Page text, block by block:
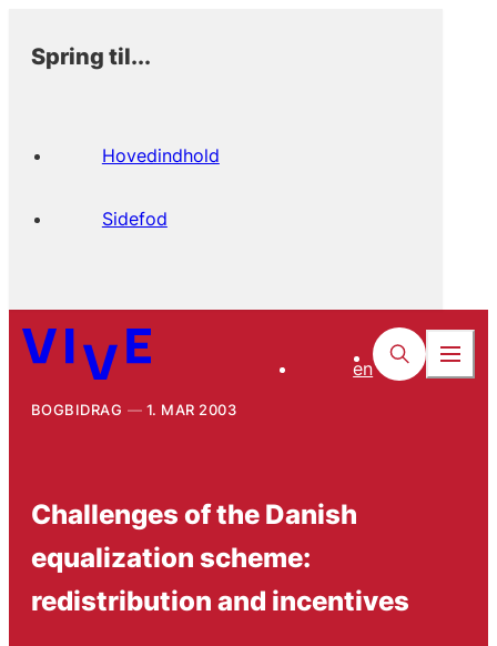
Spring til...
Hovedindhold
Sidefod
en
BOGBIDRAG 1. MAR 2003
Challenges of the Danish
equalization scheme:
redistribution and incentives